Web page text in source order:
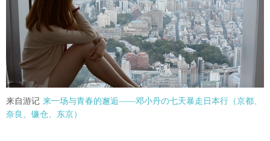
来自游记 来一场与青春的邂逅——邓小丹の七天暴走日本行（京都、
奈良、镰仓、东京）